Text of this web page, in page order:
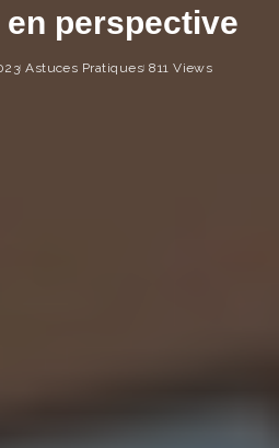
perspective
Astuces Pratiques 811 Views